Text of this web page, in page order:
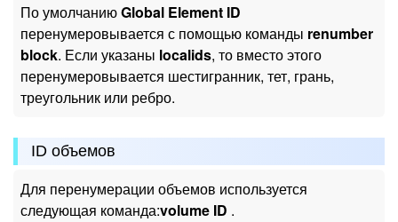
По умолчаниюGlobal Element ID
перенумеровывается с помощью команды renumber
block. Если указаны localids, то вместо этого
перенумеровывается шестигранник, тет, грань,
треугольник или ребро.
ID объемов
Для перенумерации объемов используется
следующая команда:volume ID .